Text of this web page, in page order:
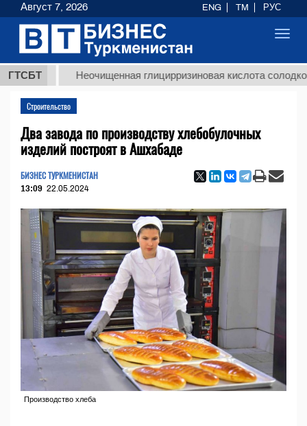
ГТСБТНеочищенная глицирризиновая кислота солодкового
Строительство
Два завода по производству хлебобулочных
изделий построят в Ашхабаде
БИЗНЕС ТУРКМЕНИСТАН
13:09 22.05.2024
Производство хлеба
Август 7, 2026 ENG TM РУС